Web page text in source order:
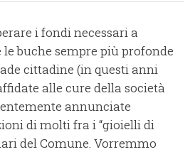
i fondi necessari a
buche sempre più profonde
cittadine (in questi anni
alle cure della società
annunciate
di molti fra i “gioielli di
del Comune. Vorremmo